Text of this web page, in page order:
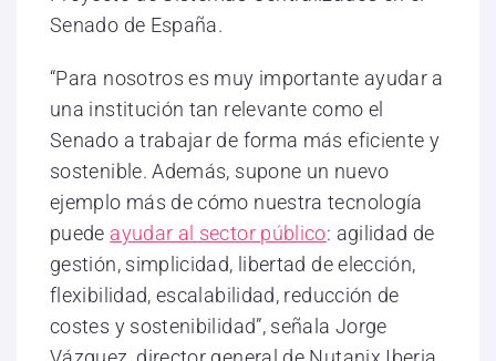
Senado de España.
“Para nosotros es muy importante ayudar a
una institución tan relevante como el
Senado a trabajar de forma más eficiente y
sostenible. Además, supone un nuevo
ejemplo más de cómo nuestra tecnología
puede ayudar al sector público: agilidad de
gestión, simplicidad, libertad de elección,
flexibilidad, escalabilidad, reducción de
costes y sostenibilidad”, señala Jorge